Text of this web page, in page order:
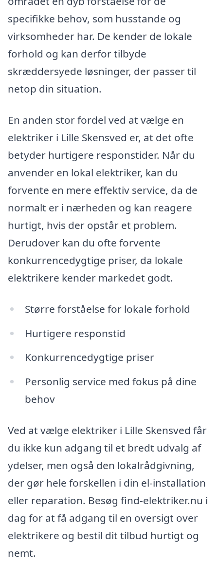
specifikke behov, som husstande og
virksomheder har. De kender de lokale
forhold og kan derfor tilbyde
skræddersyede løsninger, der passer til
netop din situation.
En anden stor fordel ved at vælge en
elektriker i Lille Skensved er, at det ofte
betyder hurtigere responstider. Når du
anvender en lokal elektriker, kan du
forvente en mere effektiv service, da de
normalt er i nærheden og kan reagere
hurtigt, hvis der opstår et problem.
Derudover kan du ofte forvente
konkurrencedygtige priser, da lokale
elektrikere kender markedet godt.
Større forståelse for lokale forhold
Hurtigere responstid
Konkurrencedygtige priser
Personlig service med fokus på dine
behov
Ved at vælge elektriker i Lille Skensved får
du ikke kun adgang til et bredt udvalg af
ydelser, men også den lokalrådgivning,
der gør hele forskellen i din el-installation
eller reparation. Besøg find-elektriker.nu i
dag for at få adgang til en oversigt over
elektrikere og bestil dit tilbud hurtigt og
nemt.